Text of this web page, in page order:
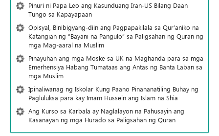
Pinuri ni Papa Leo ang Kasunduang Iran-US Bilang Daan
Tungo sa Kapayapaan
Opisyal, Binibigyang-diin ang Pagpapakilala sa Qur’aniko na
Katangian ng “Bayani na Pangulo” sa Paligsahan ng Quran ng
mga Mag-aaral na Muslim
Pinayuhan ang mga Moske sa UK na Maghanda para sa mga
Emerhensiya Habang Tumataas ang Antas ng Banta Laban sa
mga Muslim
Ipinaliwanag ng Iskolar Kung Paano Pinananatiling Buhay ng
Pagluluksa para kay Imam Hussein ang Islam na Shia
Ang Kurso sa Karbala ay Naglalayon na Pahusayin ang
Kasanayan ng mga Hurado sa Paligsahan ng Quran